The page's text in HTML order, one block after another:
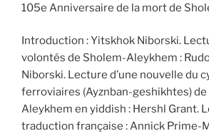
105e Anniversaire de la mort de
Introduction : Yitskhok Niborski.
volontés de Sholem-Aleykhem :
Niborski. Lecture d’une nouvelle du
ferroviaires (Ayznban-geshikhtes)
Aleykhem en yiddish : Hershl Grant.
traduction française : Annick Prime-